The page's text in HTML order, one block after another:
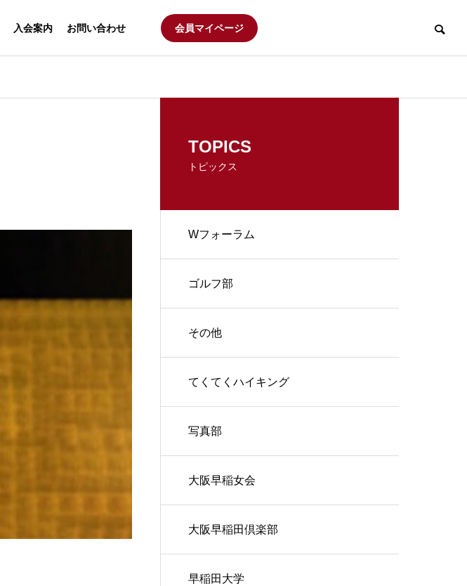
入会案内 お問い合わせ 会員マイページ
入会案内
TOPICS
トピックス
Wフォーラム
ゴルフ部
その他
てくてくハイキング
写真部
大阪早稲女会
大阪早稲田倶楽部
早稲田大学